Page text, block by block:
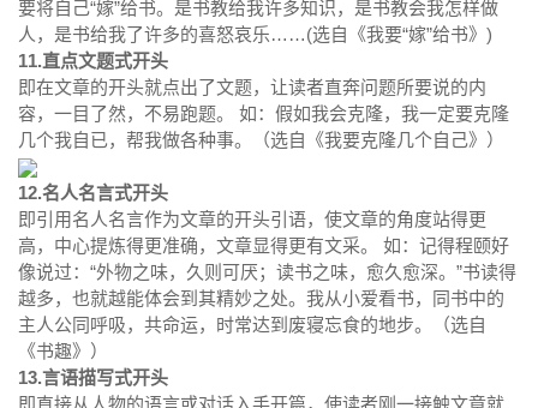
要将自己“嫁”给书。是书教给我许多知识，是书教会我怎样做
人，是书给我了许多的喜怒哀乐……(选自《我要“嫁”给书》)
11.直点文题式开头
即在文章的开头就点出了文题，让读者直奔问题所要说的内
容，一目了然，不易跑题。 如：假如我会克隆，我一定要克隆
几个我自已，帮我做各种事。（选自《我要克隆几个自己》）
12.名人名言式开头
即引用名人名言作为文章的开头引语，使文章的角度站得更
高，中心提炼得更准确，文章显得更有文采。 如：记得程颐好
像说过：“外物之味，久则可厌；读书之味，愈久愈深。”书读得
越多，也就越能体会到其精妙之处。我从小爱看书，同书中的
主人公同呼吸，共命运，时常达到废寝忘食的地步。（选自
《书趣》）
13.言语描写式开头
即直接从人物的语言或对话入手开篇，使读者刚一接触文章就